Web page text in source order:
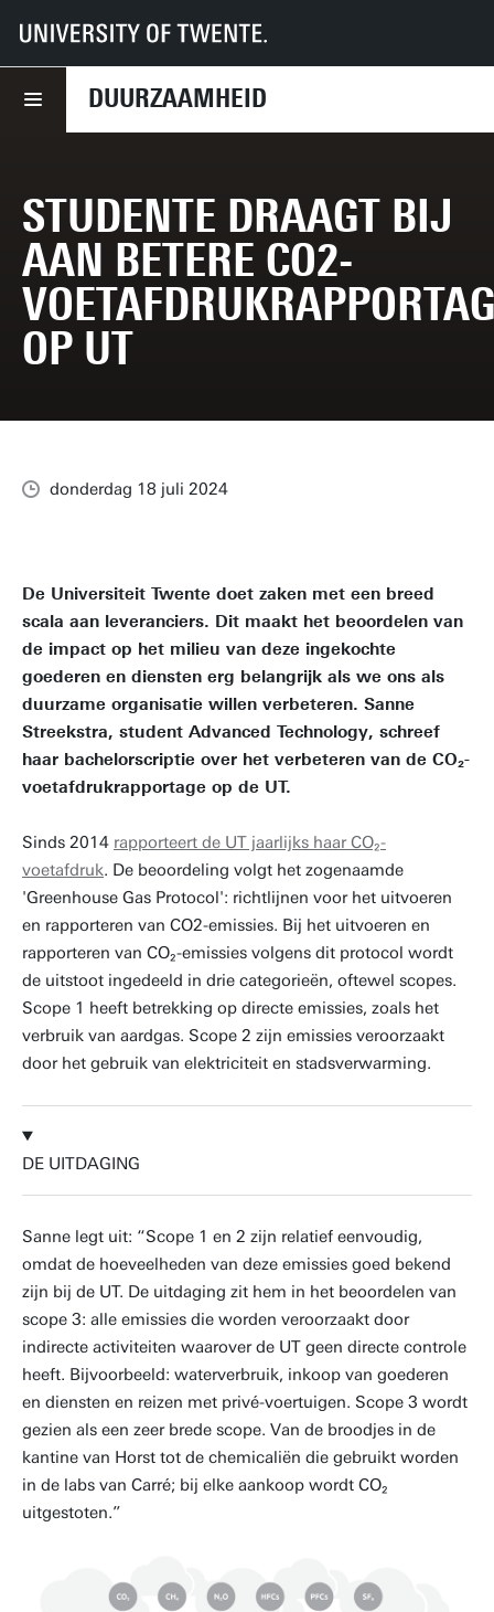
DUURZAAMHEID
UT Diensten CFM Duurzaamheid
Studente draagt bij aan betere CO2-voetafdrukrapportage op UT
STUDENTE DRAAGT BIJ
AAN BETERE CO2-
OP UT
donderdag 18 juli 2024
De Universiteit Twente doet zaken met een breed
scala aan leveranciers. Dit maakt het beoordelen van
de impact op het milieu van deze ingekochte
goederen en diensten erg belangrijk als we ons als
duurzame organisatie willen verbeteren. Sanne
Streekstra, student Advanced Technology, schreef
haar bachelorscriptie over het verbeteren van de CO₂-
voetafdrukrapportage op de UT.
Sinds 2014 rapporteert de UT jaarlijks haar CO₂-
voetafdruk. De beoordeling volgt het zogenaamde
'Greenhouse Gas Protocol': richtlijnen voor het uitvoeren
en rapporteren van CO2-emissies. Bij het uitvoeren en
rapporteren van CO₂-emissies volgens dit protocol wordt
de uitstoot ingedeeld in drie categorieën, oftewel scopes.
Scope 1 heeft betrekking op directe emissies, zoals het
verbruik van aardgas. Scope 2 zijn emissies veroorzaakt
door het gebruik van elektriciteit en stadsverwarming.
DE UITDAGING
Sanne legt uit: “Scope 1 en 2 zijn relatief eenvoudig,
omdat de hoeveelheden van deze emissies goed bekend
zijn bij de UT. De uitdaging zit hem in het beoordelen van
scope 3: alle emissies die worden veroorzaakt door
indirecte activiteiten waarover de UT geen directe controle
heeft. Bijvoorbeeld: waterverbruik, inkoop van goederen
en diensten en reizen met privé-voertuigen. Scope 3 wordt
gezien als een zeer brede scope. Van de broodjes in de
kantine van Horst tot de chemicaliën die gebruikt worden
in de labs van Carré; bij elke aankoop wordt CO₂
uitgestoten.”